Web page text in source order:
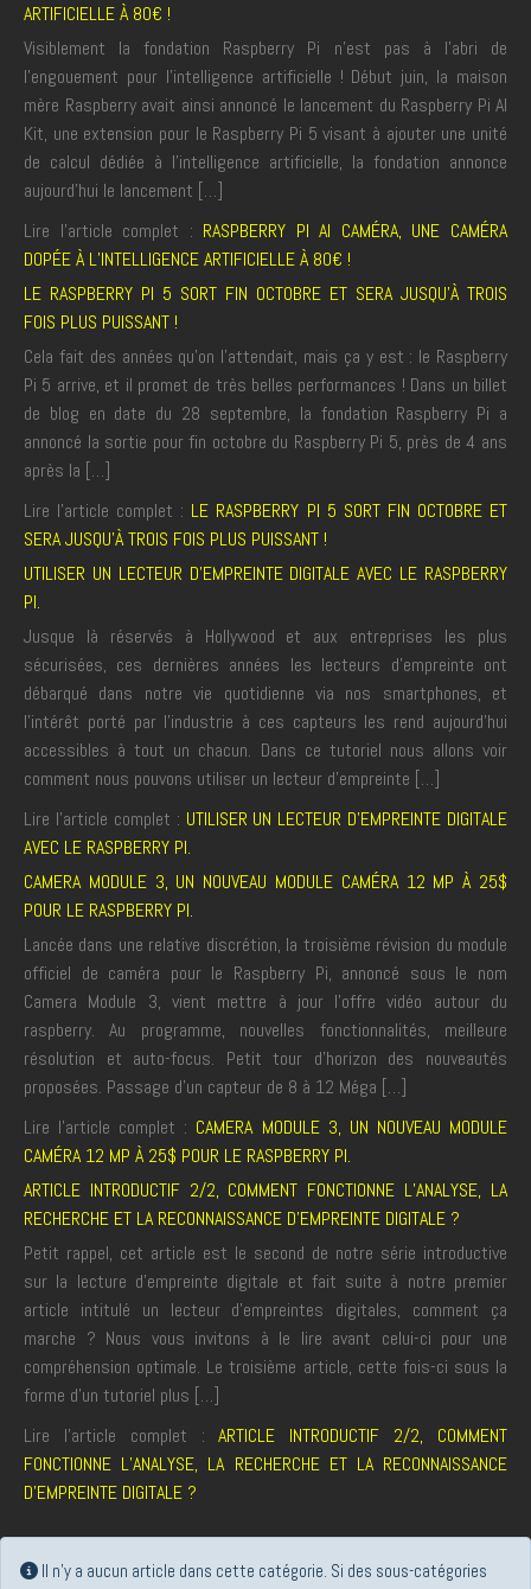
ARTIFICIELLE À 80€ !
Visiblement la fondation Raspberry Pi n’est pas à l’abri de
l’engouement pour l’intelligence artificielle ! Début juin, la maison
mère Raspberry avait ainsi annoncé le lancement du Raspberry Pi AI
Kit, une extension pour le Raspberry Pi 5 visant à ajouter une unité
de calcul dédiée à l’intelligence artificielle, la fondation annonce
aujourd’hui le lancement […]
Lire l'article complet : RASPBERRY PI AI CAMÉRA, UNE CAMÉRA
DOPÉE À L’INTELLIGENCE ARTIFICIELLE À 80€ !
LE RASPBERRY PI 5 SORT FIN OCTOBRE ET SERA JUSQU’À TROIS
FOIS PLUS PUISSANT !
Cela fait des années qu’on l’attendait, mais ça y est : le Raspberry
Pi 5 arrive, et il promet de très belles performances ! Dans un billet
de blog en date du 28 septembre, la fondation Raspberry Pi a
annoncé la sortie pour fin octobre du Raspberry Pi 5, près de 4 ans
après la […]
Lire l'article complet : LE RASPBERRY PI 5 SORT FIN OCTOBRE ET
SERA JUSQU’À TROIS FOIS PLUS PUISSANT !
UTILISER UN LECTEUR D’EMPREINTE DIGITALE AVEC LE RASPBERRY
PI.
Jusque là réservés à Hollywood et aux entreprises les plus
sécurisées, ces dernières années les lecteurs d’empreinte ont
débarqué dans notre vie quotidienne via nos smartphones, et
l’intérêt porté par l’industrie à ces capteurs les rend aujourd’hui
accessibles à tout un chacun. Dans ce tutoriel nous allons voir
comment nous pouvons utiliser un lecteur d’empreinte […]
Lire l'article complet : UTILISER UN LECTEUR D’EMPREINTE DIGITALE
AVEC LE RASPBERRY PI.
CAMERA MODULE 3, UN NOUVEAU MODULE CAMÉRA 12 MP À 25$
POUR LE RASPBERRY PI.
Lancée dans une relative discrétion, la troisième révision du module
officiel de caméra pour le Raspberry Pi, annoncé sous le nom
Camera Module 3, vient mettre à jour l’offre vidéo autour du
raspberry. Au programme, nouvelles fonctionnalités, meilleure
résolution et auto-focus. Petit tour d’horizon des nouveautés
proposées. Passage d’un capteur de 8 à 12 Méga […]
Lire l'article complet : CAMERA MODULE 3, UN NOUVEAU MODULE
CAMÉRA 12 MP À 25$ POUR LE RASPBERRY PI.
ARTICLE INTRODUCTIF 2/2, COMMENT FONCTIONNE L’ANALYSE, LA
RECHERCHE ET LA RECONNAISSANCE D’EMPREINTE DIGITALE ?
Petit rappel, cet article est le second de notre série introductive
sur la lecture d’empreinte digitale et fait suite à notre premier
article intitulé un lecteur d’empreintes digitales, comment ça
marche ? Nous vous invitons à le lire avant celui-ci pour une
compréhension optimale. Le troisième article, cette fois-ci sous la
forme d’un tutoriel plus […]
Lire l'article complet :ARTICLE INTRODUCTIF 2/2, COMMENT
FONCTIONNE L’ANALYSE, LA RECHERCHE ET LA RECONNAISSANCE
D’EMPREINTE DIGITALE ?
Info
Il n'y a aucun article dans cette catégorie. Si des sous-catégories